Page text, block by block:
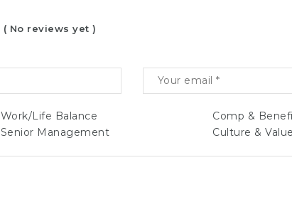
( No reviews yet )
Work/Life Balance
Comp &
Senior Management
Culture & Value